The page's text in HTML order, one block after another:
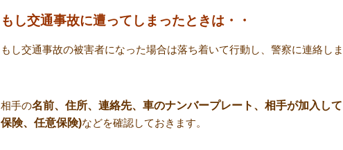
もし交通事故に遭ってしまったときは・・
もし交通事故の被害者になった場合は落ち着いて行動し、警察に連絡しま
相手の名前、住所、連絡先、車のナンバープレート、相手が加入し
保険、任意保険)などを確認しておきます。